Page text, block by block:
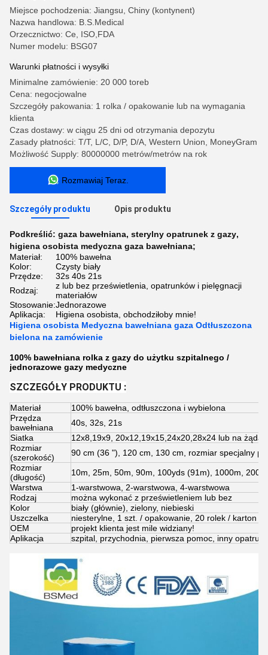
Miejsce pochodzenia: Jiangsu, Chiny (kontynent)
Nazwa handlowa: B.S.Medical
Orzecznictwo: Ce, ISO,FDA
Numer modelu: BSG07
Warunki płatności i wysyłki
Minimalne zamówienie: 20 000 toreb
Cena: negocjowalne
Szczegóły pakowania: 1 rolka / opakowanie lub na wymagania
klienta
Czas dostawy: w ciągu 25 dni od otrzymania depozytu
Zasady płatności: T/T, L/C, D/P, D/A, Western Union, MoneyGram
Możliwość Supply: 80000000 metrów/metrów na rok
Rozmawiaj Teraz.
Szczegóły produktu Opis produktu
Podkreślić: gaza bawełniana, sterylny opatrunek z gazy,
higiena osobista medyczna gaza bawełniana;
Materiał:
100% bawełna
Kolor:
Czysty biały
Przędze:
32s 40s 21s
Rodzaj:
z lub bez prześwietlenia, opatrunków i pielęgnacji
materiałów
Stosowanie:Jednorazowe
Aplikacja:
Higiena osobista, obchodziłoby mnie!
Higiena osobista Medyczna bawełniana gaza Odtłuszczona
bielona na zamówienie
100% bawełniana rolka z gazy do użytku szpitalnego /
jednorazowe gazy medyczne
SZCZEGÓŁY PRODUKTU :
Materiał
100% bawełna, odtłuszczona i wybielona
Przędza
bawełniana
40s, 32s, 21s
Siatka
12x8,19x9, 20x12,19x15,24x20,28x24 lub na
Rozmiar
(szerokość)
90 cm (36 "), 120 cm, 130 cm, rozmiar specjalny
Rozmiar
(długość)
10m, 25m, 50m, 90m, 100yds (91m), 1000m,
Warstwa
1-warstwowa, 2-warstwowa, 4-warstwowa
Rodzaj
można wykonać z prześwietleniem lub bez
Kolor
biały (głównie), zielony, niebieski
Uszczelka
niesterylne, 1 szt. / opakowanie, 20 rolek / karton
OEM
projekt klienta jest mile widziany!
Aplikacja
szpital, przychodnia, pierwsza pomoc, inny